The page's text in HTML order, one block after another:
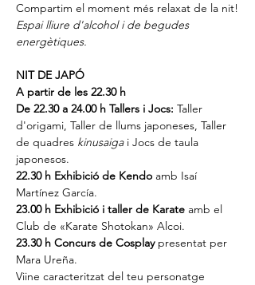
Compartim el moment més relaxat de la nit!
Espai lliure d'alcohol i de begudes
energètiques.
NIT DE JAPÓ
A partir de les 22.30 h
De 22.30 a 24.00 h Tallers i Jocs: Taller
d'origami, Taller de llums japoneses, Taller
de quadres kinusaiga i Jocs de taula
japonesos.
22.30 h Exhibició de Kendo amb Isaí
Martínez García.
23.00 h Exhibició i taller de Karate amb el
Club de «Karate Shotokan» Alcoi.
23.30 h Concurs de Cosplay presentat per
Mara Ureña.
Viine caracteritzat del teu personatge